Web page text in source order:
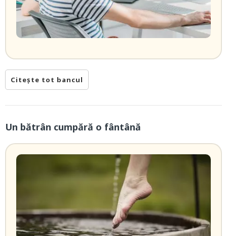
Citește tot bancul
Un bătrân cumpără o fântână